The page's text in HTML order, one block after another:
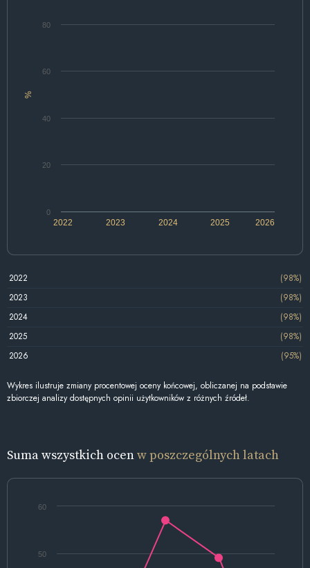
%
2022 2024 2026
2023 2025
0
20
40
60
80
2022
(98%)
2023
(98%)
2024
(98%)
2025
(98%)
2026
(95%)
Wykres ilustruje zmiany procentowej oceny końcowej, obliczanej na podstawie
zbiorczej analizy dostępnych opinii użytkowników z różnych źródeł.
Suma wszystkich ocenw poszczególnych latach
50
60